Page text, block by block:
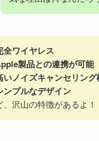
全ワイヤレス
製品との連携が可能
いノイズキャンセリング
ンプルなデザイン
、沢山の特徴があるよ！